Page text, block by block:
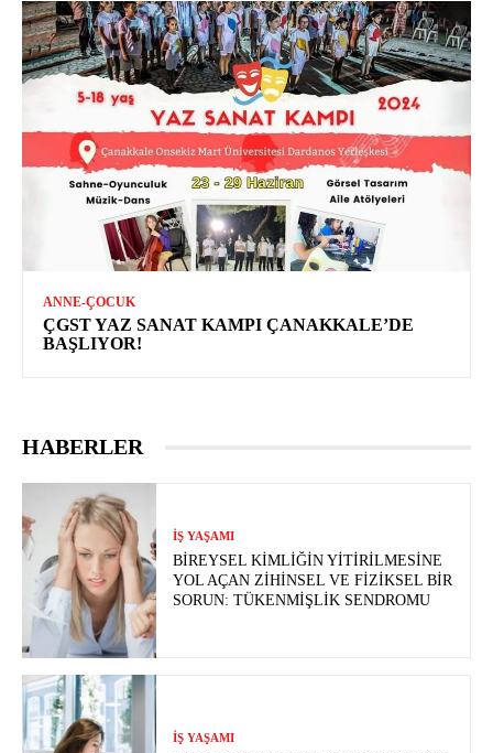
ANNE-ÇOCUK
ÇGST YAZ SANAT KAMPI ÇANAKKALE’DE
BAŞLIYOR!
HABERLER
İŞ YAŞAMI
BIREYSEL KIMLIĞIN YITIRILMESINE
YOL AÇAN ZIHINSEL VE FIZIKSEL BIR
SORUN: TÜKENMIŞLIK SENDROMU
İŞ YAŞAMI